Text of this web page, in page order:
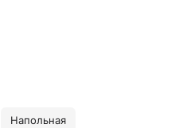
Напольная